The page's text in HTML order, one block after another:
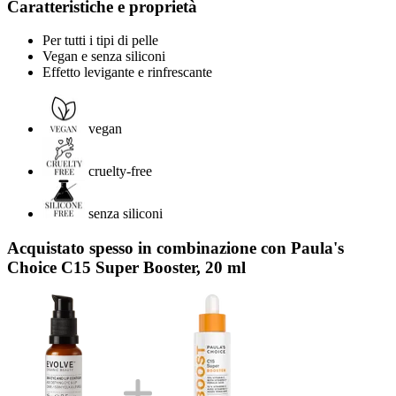
Caratteristiche e proprietà
Per tutti i tipi di pelle
Vegan e senza siliconi
Effetto levigante e rinfrescante
vegan
cruelty-free
senza siliconi
Acquistato spesso in combinazione con Paula's
Choice C15 Super Booster, 20 ml